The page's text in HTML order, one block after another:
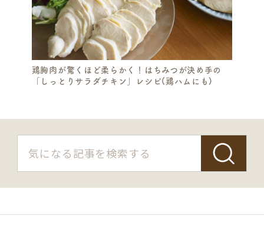
鶏胸肉が驚くほど柔らかく！はちみつが決め手の
「しっとりサラダチキン」レシピ(鶏ハムにも)